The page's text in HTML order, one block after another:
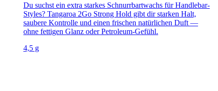
Du suchst ein extra starkes Schnurrbartwachs für Handlebar-
Styles? Tangaroa 2Go Strong Hold gibt dir starken Halt,
saubere Kontrolle und einen frischen natürlichen Duft —
ohne fettigen Glanz oder Petroleum-Gefühl.
4,5 g